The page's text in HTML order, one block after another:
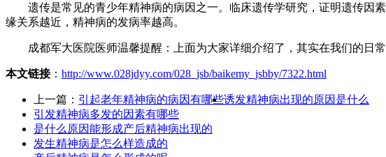
遗传是常见的青少年精神病的病因之一。临床遗传学研究，证明遗传因
缘关系越近，精神病的发病率越高。
成都军大医院医师温馨提醒：上面为大家详细介绍了，其实在我们的日常
本文链接： http://www.028jdyy.com/028_jsb/baikemy_jsbby/7322.html
上一篇： 引起老年精神病的病因有哪些诱发精神病出现的原因是什么
引发精神病多发的因素有哪些
是什么原因能形成产后精神病出现的
发生精神病是怎么样造成的